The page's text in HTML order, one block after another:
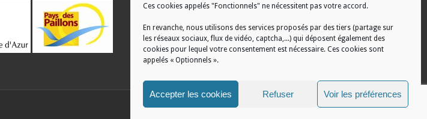
Ces cookies appelés "Fonctionnels" ne nécessitent pas votre accord.
En revanche, nous utilisons des services proposés par des tiers (partage sur
les réseaux sociaux, flux de vidéo, captcha,...) qui déposent également des
cookies pour lequel votre consentement est nécessaire. Ces cookies sont
appelés « Optionnels ».
Accepter les cookies Refuser Voir les préférences